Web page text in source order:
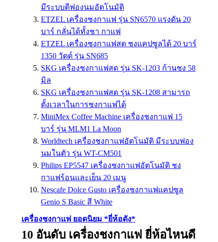
มีระบบตีฟองนมอัตโนมัติ
ETZEL เครื่องชงกาแฟ รุ่น SN6570 แรงดัน 20
บาร์ กลั่นได้ทั้งชา กาแฟ
ETZEL เครื่องชงกาแฟสด ชงแคปซูลได้ 20 บาร์
1350 วัตต์ รุ่น SN685
SKG เครื่องชงกาแฟสด รุ่น SK-1203 ก้านชง 58
มิล
SKG เครื่องชงกาแฟสด รุ่น SK-1208 สามารถ
ตั้งเวลาในการชงกาแฟได้
MiniMex Coffee Machine เครื่องชงกาแฟ 15
บาร์ รุ่น MLM1 La Moon
Worldtech เครื่องชงกาแฟอัตโนมัติ มีระบบฟอง
นมในตัว รุ่น WT-CM501
Philips EP5547 เครื่องชงกาแฟอัตโนมัติ ชง
กาแฟร้อนและเย็น 20 เมนู
Nescafe Dolce Gusto เครื่องชงกาแฟแคปซูล
Genio S Basic สี White
เครื่องชงกาแฟ ยอดนิยม *ยี่ห้อดัง*
10 อันดับ เครื่องชงกาแฟ ยี่ห้อไหนดี